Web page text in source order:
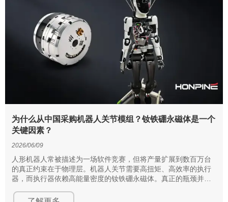
为什么从中国采购机器人关节模组？钕铁硼永磁体是一个
关键因素？
2026/06/09
人形机器人常被描述为一场软件竞赛，但将产量扩展到数百万台
的真正约束在于物理层。机器人关节需要高扭矩、高效率的执行
器，而执行器依赖高能量密度的钕铁硼永磁体。真正的瓶颈并不
链通道。中国在中游加工和磁体制造领域占据主导地位，这使其